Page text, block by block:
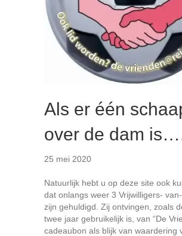
Als er één
over de dam
25 mei 2020
Natuurlijk hebt u op deze site ook
dat onlangs weer 3 Vrijwilligers-
zijn gehuldigd. Zij ontvingen, zoals
twee jaar gebruikelijk is, van “De
cadeaubon als blijk van waardering